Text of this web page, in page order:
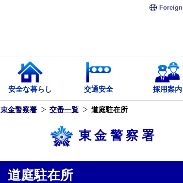
Foreign
安全な暮らし 交通安全 採用案内
東金警察署 交番一覧 道庭駐在所
東金警察署
道庭駐在所